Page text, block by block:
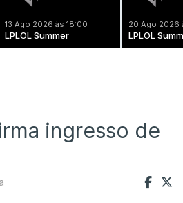
13 Ago 2026 às 18:00
LPLOL Summer
20 Ago 2026
LPLOL
ingresso de